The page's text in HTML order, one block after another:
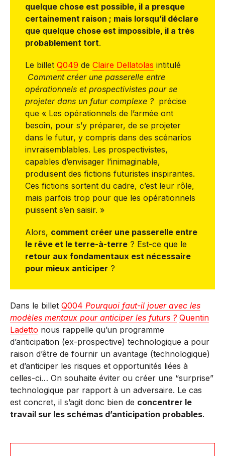
quelque chose est possible, il a presque
certainement raison ; mais lorsqu’il déclare
que quelque chose est impossible, il a très
probablement tort.
Le billet Q049 de Claire Dellatolas intitulé
Comment créer une passerelle entre
opérationnels et prospectivistes pour se
projeter dans un futur complexe ?précise
que « Les opérationnels de l’armée ont
besoin, pour s’y préparer, de se projeter
dans le futur, y compris dans des scénarios
invraisemblables. Les prospectivistes,
capables d’envisager l’inimaginable,
produisent des fictions futuristes inspirantes.
Ces fictions sortent du cadre, c’est leur rôle,
mais parfois trop pour que les opérationnels
puissent s’en saisir. »
Alors, comment créer une passerelle entre
le rêve et le terre-à-terre ? Est-ce que le
retour aux fondamentaux est nécessaire
pour mieux anticiper ?
Dans le billet Q004 Pourquoi faut-il jouer avec les
modèles mentaux pour anticiper les futurs ? Quentin
Ladetto nous rappelle qu’un programme
d’anticipation (ex-prospective) technologique a pour
raison d’être de fournir un avantage (technologique)
et d’anticiper les risques et opportunités liées à
celles-ci… On souhaite éviter ou créer une “surprise”
technologique par rapport à un adversaire. Le cas
est concret, il s’agit donc bien de concentrer le
travail sur les schémas d’anticipation probables.